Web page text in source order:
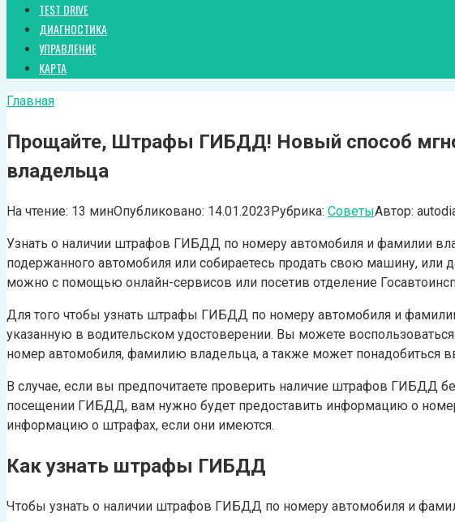
TEST DRIVE
ДИАГНОСТИКА
УПРАВЛЕНИЕ
КАРТА
Главная
Прощайте, Штрафы ГИБДД! Новый способ
владельца
На чтение: 13 минОпубликовано: 14.01.2023Рубрика: СоветыАвтор:
Узнать о наличии штрафов ГИБДД по номеру автомобиля и фамилии
подержанного автомобиля или собираетесь продать свою машину,
можно с помощью онлайн-сервисов или посетив отделение
Для того чтобы узнать штрафы ГИБДД по номеру автомобиля и
указанную в водительском удостоверении. Вы можете
номер автомобиля, фамилию владельца, а также может понадобиться
В случае, если вы предпочитаете проверить наличие штрафов ГИБДД
посещении ГИБДД, вам нужно будет предоставить информацию о
информацию о штрафах, если они имеются.
Как узнать штрафы ГИБДД
Чтобы узнать о наличии штрафов ГИБДД по номеру автомобиля и